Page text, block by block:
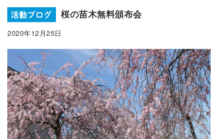
桜の苗木無料頒布会
2020年12月25日